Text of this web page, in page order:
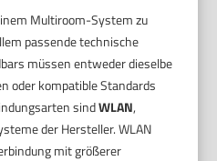
Multiroom-System zu
passende technische
müssen entweder dieselbe
oder kompatible Standards
sindWLAN,
der Hersteller. WLAN
mit größerer